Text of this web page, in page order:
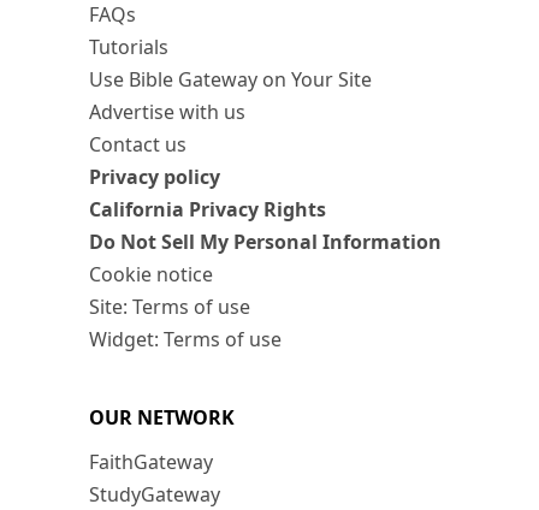
FAQs
Tutorials
Use Bible Gateway on Your Site
Advertise with us
Contact us
Privacy policy
California Privacy Rights
Do Not Sell My Personal Information
Cookie notice
Site: Terms of use
Widget: Terms of use
OUR NETWORK
FaithGateway
StudyGateway